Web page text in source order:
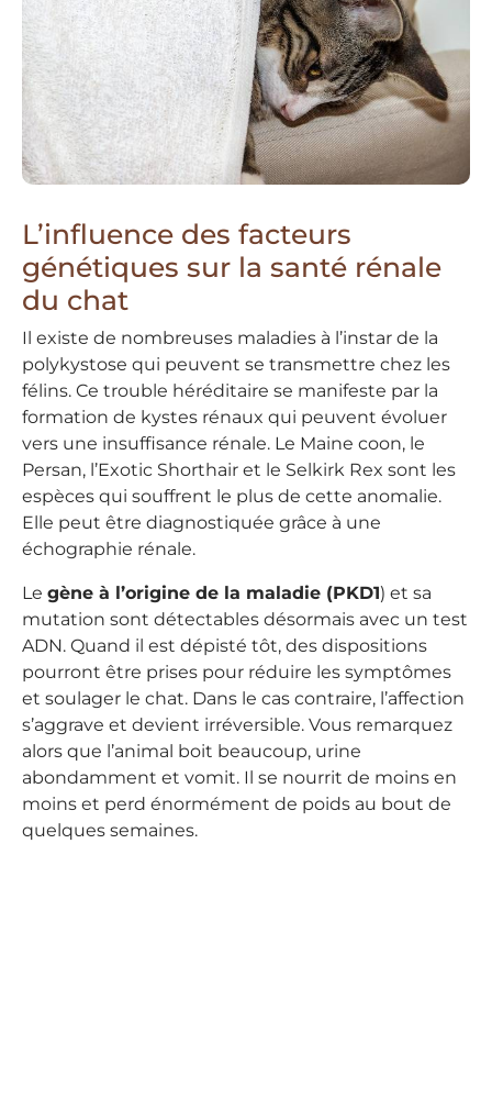
L’influence des facteurs
génétiques sur la santé rénale
du chat
Il existe de nombreuses maladies à l’instar de la
polykystose qui peuvent se transmettre chez les
félins. Ce trouble héréditaire se manifeste par la
formation de kystes rénaux qui peuvent évoluer
vers une insuffisance rénale. Le Maine coon, le
Persan, l’Exotic Shorthair et le Selkirk Rex sont les
espèces qui souffrent le plus de cette anomalie.
Elle peut être diagnostiquée grâce à une
échographie rénale.
Le gène à l’origine de la maladie (PKD1) et sa
mutation sont détectables désormais avec un test
ADN. Quand il est dépisté tôt, des dispositions
pourront être prises pour réduire les symptômes
et soulager le chat. Dans le cas contraire, l’affection
s’aggrave et devient irréversible. Vous remarquez
alors que l’animal boit beaucoup, urine
abondamment et vomit. Il se nourrit de moins en
moins et perd énormément de poids au bout de
quelques semaines.